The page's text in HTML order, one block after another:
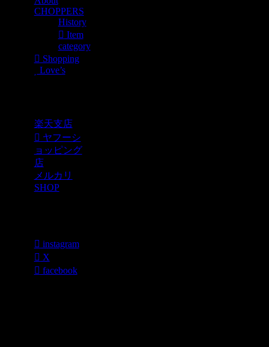
CHOPPERS
History
Item
category
Shopping
Love’s
楽天支店
ヤフーシ
ョッピング
店
メルカリ
SHOP
instagram
X
facebook